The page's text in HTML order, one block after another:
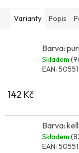
Varianty Popis
Barva:
Skladem
EAN:
142 Kč
Barva:
Skladem
EAN: